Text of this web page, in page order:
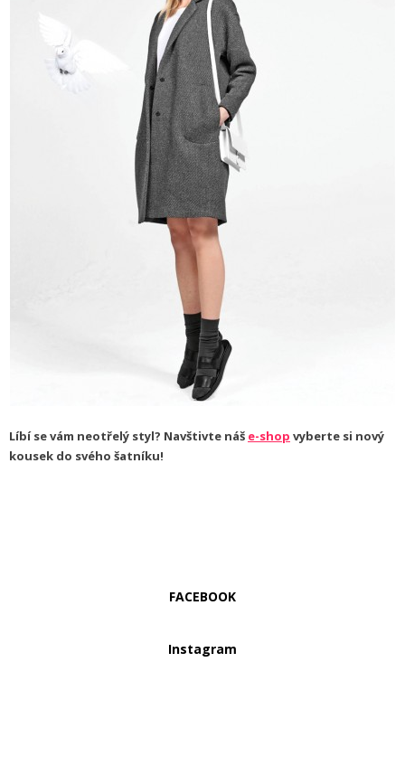
Líbí se vám neotřelý styl? Navštivte náš e-shop vyberte si nový
kousek do svého šatníku!
FACEBOOK
Instagram